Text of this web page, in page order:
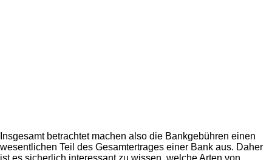
Insgesamt betrachtet machen also die Bankgebühren einen
wesentlichen Teil des Gesamtertrages einer Bank aus. Daher
ist es sicherlich interessant zu wissen, welche Arten von